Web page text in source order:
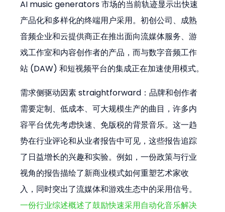
AI music generators 市场的当前轨迹显示出快速
产品化和多样化的终端用户采用。初创公司、成熟
音频企业和云提供商正在推出面向流媒体服务、游
戏工作室和内容创作者的产品，而与数字音频工作
站 (DAW) 和短视频平台的集成正在加速使用模式。
需求侧驱动因素 straightforward：品牌和创作者
需要定制、低成本、可大规模生产的曲目，许多内
容平台优先考虑快速、免版税的背景音乐。这一趋
势在行业评论和从业者报告中可见，这些报告追踪
了日益增长的兴趣和实验。例如，一份政策与行业
视角的报告描绘了新商业模式如何重塑艺术家收
一份行业综述概述了鼓励快速采用自动化音乐解决